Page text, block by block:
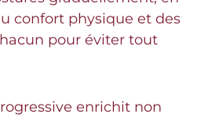
confort physique et des
pour éviter tout
enrichit non